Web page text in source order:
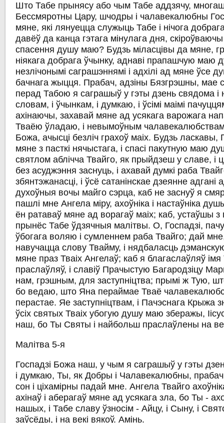
Што Табе прынясу або чым Табе аддзячу,
Бессмяротны Цару, шчодры і чалавекалюбны
мяне, які лянуецца служыць Табе і нічога
давёў да канца гэтага мінулага дня, скіроўваючы
спасення душу маю? Будзь міласцівы да мяне,
ніякага добрага ўчынку, аднаві прапашчую маю
незлічонымі саграшэннямі і адхілі ад мяне ўсе
бачнага жыцця. Прабач, адзіны Бязгрэшны, мае
перад Табою я саграшыў у гэты дзень свядома і
словам, і ўчынкам, і думкаю, і ўсімі маімі
ахінаючы, захавай мяне ад усякага варожага
Тваёю ўладаю, і невымоўным
Божа, ачысці безліч грахоў маіх. Будзь ласкавы,
мяне з пасткі нячыстага, і спасі пакутную маю
святлом аблічча Твайго, як прыйдзеш у славе, і
без асуджэння заснуць, і ахавай думкі раба
збянтэжанасці, і ўсё сатанінскае дзеянне адгані
духоўныя вочы майго сэрца, каб не заснуў я
пашлі мне Ангела міру, ахоўніка і настаўніка
ён ратаваў мяне ад ворагаў маіх; каб, устаўшы з
прынёс Табе ўдзячныя малітвы. О, Госпадзі,
ўбогага воляю і сумленнем раба Твайго; дай
навучацца слову Твайму, і нядбаласць
мяне праз Тваіх Ангелаў; каб я благаслаўляў імя
праслаўляў, і славіў Прачыстую Багародзіцу
нам, грэшным, для заступніцтва; прымі ж Тую,
бо ведаю, што Яна пераймае Тваё
перастае. Яе заступніцтвам, і Пачэснага Крыжа
ўсіх святых Тваіх убогую душу маю зберажы,
наш, бо Ты Святы і найбольш праслаўлены на
Малітва 5-я
Госпадзі Божа наш, у чым я саграшыў у гэты
і думкаю, Ты, як Добры і Чалавекалюбны,
сон і ціхамірны падай мне. Ангела Твайго
ахінаў і аберагаў мяне ад усякага зла, бо Ты -
нашых, і Табе славу ўзносім - Айцу, і Сыну, і
заўсёды, і на векі вякоў. Амінь.